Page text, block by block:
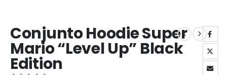
Conjunto Hoodie Super
Mario “Level Up” Black
Edition